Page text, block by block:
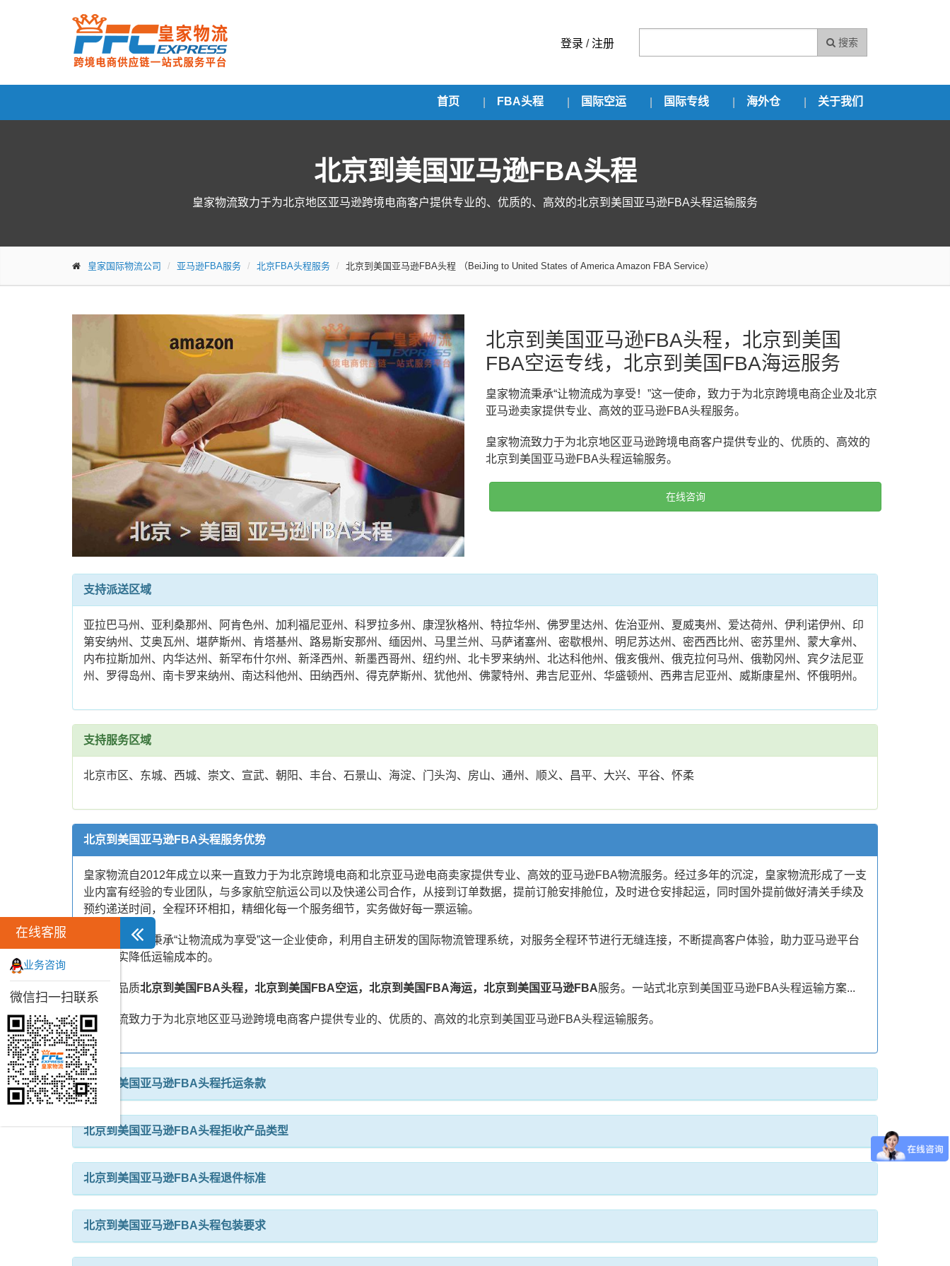
搜索
登录 /注册
首页 FBA头程 国际空运 国际专线 海外仓 关于我们
北京到美国亚马逊FBA头程
皇家物流致力于为北京地区亚马逊跨境电商客户提供专业的、优质的、高效的北京到美国亚马逊FBA头程运输服务
皇家国际物流公司 亚马逊FBA服务 北京FBA头程服务 北京到美国亚马逊FBA头程 （BeiJing to United States of America Amazon FBA Service）
北京到美国亚马逊FBA头程，北京到美国
FBA空运专线，北京到美国FBA海运服务
皇家物流秉承“让物流成为享受！”这一使命，致力于为北京跨境电商企业及北京
亚马逊卖家提供专业、高效的亚马逊FBA头程服务。
皇家物流致力于为北京地区亚马逊跨境电商客户提供专业的、优质的、高效的
北京到美国亚马逊FBA头程运输服务。
在线咨询
支持派送区域
亚拉巴马州、亚利桑那州、阿肯色州、加利福尼亚州、科罗拉多州、康涅狄格州、特拉华州、佛罗里达州、佐治亚州、夏威夷州、爱达荷州、伊利诺伊州、印
第安纳州、艾奥瓦州、堪萨斯州、肯塔基州、路易斯安那州、缅因州、马里兰州、马萨诸塞州、密歇根州、明尼苏达州、密西西比州、密苏里州、蒙大拿州、
内布拉斯加州、内华达州、新罕布什尔州、新泽西州、新墨西哥州、纽约州、北卡罗来纳州、北达科他州、俄亥俄州、俄克拉何马州、俄勒冈州、宾夕法尼亚
州、罗得岛州、南卡罗来纳州、南达科他州、田纳西州、得克萨斯州、犹他州、佛蒙特州、弗吉尼亚州、华盛顿州、西弗吉尼亚州、威斯康星州、怀俄明州。
支持服务区域
北京市区、东城、西城、崇文、宣武、朝阳、丰台、石景山、海淀、门头沟、房山、通州、顺义、昌平、大兴、平谷、怀柔
北京到美国亚马逊FBA头程服务优势
皇家物流自2012年成立以来一直致力于为北京跨境电商和北京亚马逊电商卖家提供专业、高效的亚马逊FBA物流服务。经过多年的沉淀，皇家物流形成了一支
业内富有经验的专业团队，与多家航空航运公司以及快递公司合作，从接到订单数据，提前订舱安排舱位，及时进仓安排起运，同时国外提前做好清关手续及
预约递送时间，全程环环相扣，精细化每一个服务细节，实务做好每一票运输。
皇家物流一直秉承“让物流成为享受”这一企业使命，利用自主研发的国际物流管理系统，对服务全程环节进行无缝连接，不断提高客户体验，助力亚马逊平台
卖家切实降低运输成本的。
皇家高品质北京到美国FBA头程，北京到美国FBA空运，北京到美国FBA海运，北京到美国亚马逊FBA服务。一站式北京到美国亚马逊FBA头程运输方案...
皇家物流致力于为北京地区亚马逊跨境电商客户提供专业的、优质的、高效的北京到美国亚马逊FBA头程运输服务。
北京到美国亚马逊FBA头程托运条款
北京到美国亚马逊FBA头程拒收产品类型
北京到美国亚马逊FBA头程退件标准
北京到美国亚马逊FBA头程包装要求
在线客服
业务咨询
微信扫一扫联系